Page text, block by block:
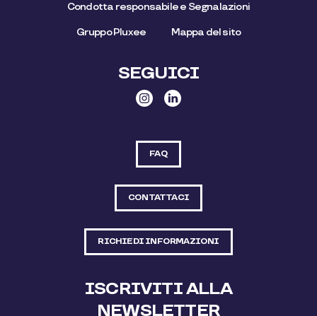
Condotta responsabile e Segnalazioni
Gruppo Pluxee Mappa del sito
SEGUICI
FAQ
CONTATTACI
RICHIEDI INFORMAZIONI
ISCRIVITI ALLA
NEWSLETTER